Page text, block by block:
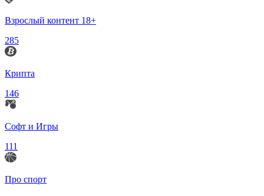
Взрослый контент 18+
285
Крипта
146
Софт и Игры
111
Про спорт